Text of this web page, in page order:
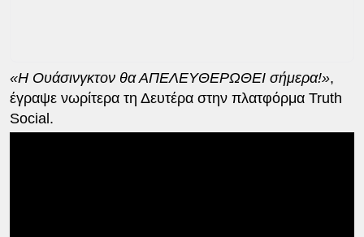
«Η Ουάσινγκτον θα ΑΠΕΛΕΥΘΕΡΩΘΕΙ σήμερα!»,
έγραψε νωρίτερα τη Δευτέρα στην πλατφόρμα Truth
Social.